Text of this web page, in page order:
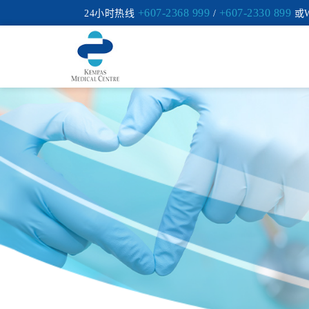
24小时热线 +607-2368 999 / +607-2330 899 或